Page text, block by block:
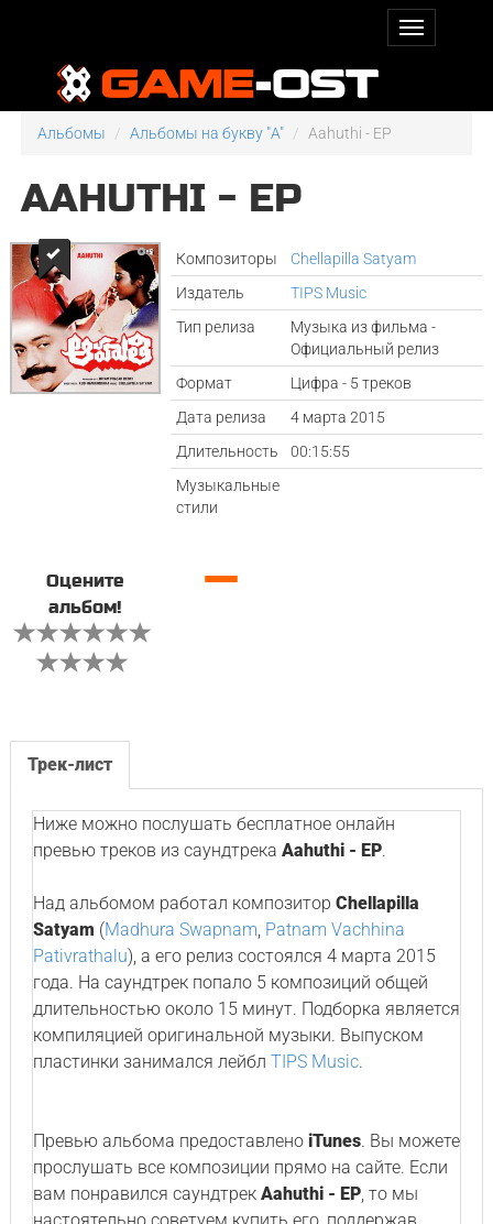
Альбомы Альбомы на букву "A" Aahuthi - EP
AAHUTHI - EP
Композиторы
Chellapilla Satyam
Издатель
TIPS Music
Тип релиза
Музыка из фильма -
Официальный релиз
Формат
Цифра - 5 треков
Дата релиза
4 марта 2015
Длительность
00:15:55
Музыкальные
стили
Оцените
альбом!
—
Трек-лист
Ниже можно послушать бесплатное онлайн
превью треков из саундтрека Aahuthi - EP.
Над альбомом работал композитор Chellapilla
Satyam (Madhura Swapnam, Patnam Vachhina
Pativrathalu), а его релиз состоялся 4 марта 2015
года. На саундтрек попало 5 композиций общей
длительностью около 15 минут. Подборка является
компиляцией оригинальной музыки. Выпуском
пластинки занимался лейбл TIPS Music.
Превью альбома предоставлено iTunes. Вы можете
прослушать все композиции прямо на сайте. Если
вам понравился саундтрек Aahuthi - EP, то мы